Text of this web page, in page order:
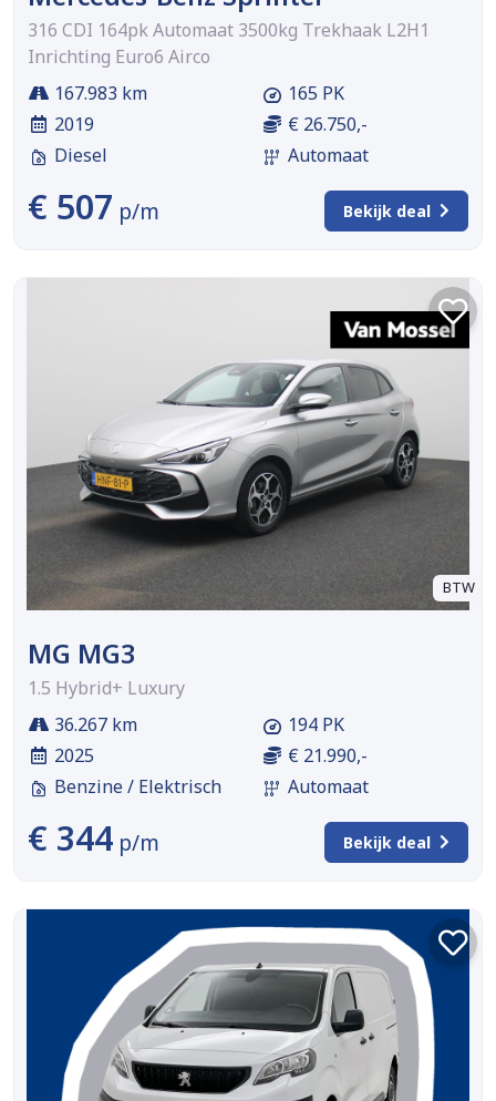
316 CDI 164pk Automaat 3500kg Trekhaak L2H1
Inrichting Euro6 Airco
167.983 km
2019
Diesel
165 PK
€ 26.750,-
Automaat
€ 507 p/m Bekijk deal
BTW
MG MG3
1.5 Hybrid+ Luxury
36.267 km
2025
Benzine / Elektrisch
194 PK
€ 21.990,-
Automaat
€ 344 p/m Bekijk deal